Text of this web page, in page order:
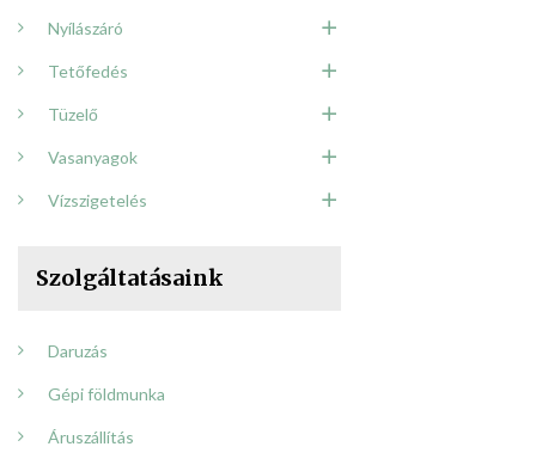
Nyílászáró
Tetőfedés
Tüzelő
Vasanyagok
Vízszigetelés
Szolgáltatásaink
Daruzás
Gépi földmunka
Áruszállítás